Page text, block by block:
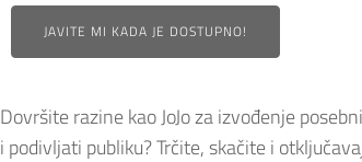
JAVITE MI KADA JE DOSTUPNO!
Dovršite razine kao JoJo za izvođenje
i podivljati publiku? Trčite, skačite i